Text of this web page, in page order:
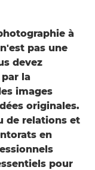
à
pas une
devez
la
images
originales.
de relations et
en
pour